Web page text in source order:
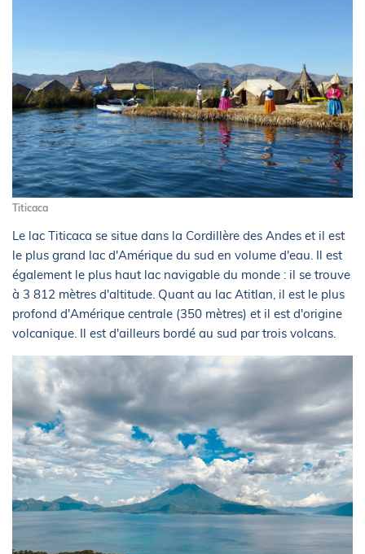
Titicaca
Le lac Titicaca se situe dans la Cordillère des Andes et il est
le plus grand lac d'Amérique du sud en volume d'eau. Il est
également le plus haut lac navigable du monde : il se trouve
à 3 812 mètres d'altitude. Quant au lac Atitlan, il est le plus
profond d'Amérique centrale (350 mètres) et il est d'origine
volcanique. Il est d'ailleurs bordé au sud par trois volcans.